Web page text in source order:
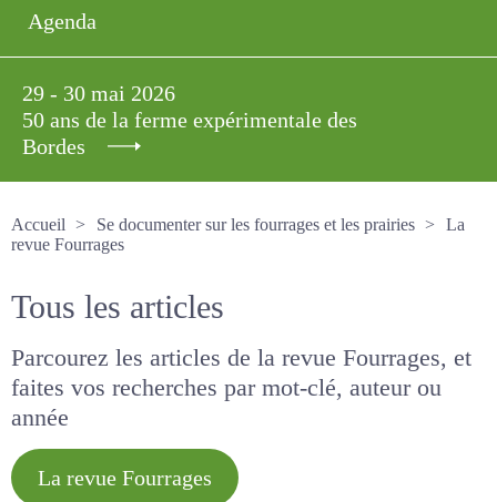
Agenda
29 - 30 mai 2026
50 ans de la ferme expérimentale des
Bordes
Accueil
Se documenter sur les fourrages et les prairies
La revue Fourrages
Tous les articles
Parcourez les articles de la revue Fourrages, et
faites vos recherches par mot-clé, auteur ou
année
La revue Fourrages